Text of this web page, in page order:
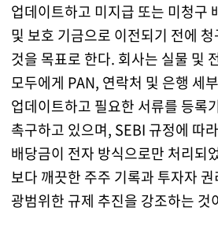
업데이트하고 미지급 또는 미청구
및 보호 기금으로 이전되기 전에
것을 목표로 한다. 회사는 실물 및
모두에게 PAN, 연락처 및 은행 세
업데이트하고 필요한 서류를 등록
촉구하고 있으며, SEBI 규정에 따
배당금이 전자 방식으로만 처리되
보다 깨끗한 주주 기록과 투자자
광범위한 규제 추진을 강조하는 것